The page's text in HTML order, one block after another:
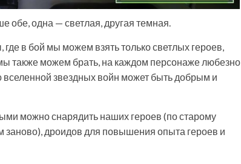
обе, одна — светлая, другая темная.
в бой мы можем взять только светлых героев,
также можем брать, на каждом персонаже любезно
вселенной звездных войн может быть добрым и
можно снарядить наших героев (по старому
дроидов для повышения опыта героев и